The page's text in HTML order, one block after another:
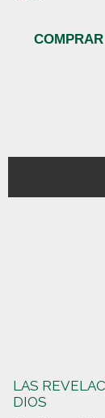
LAS
DIOS